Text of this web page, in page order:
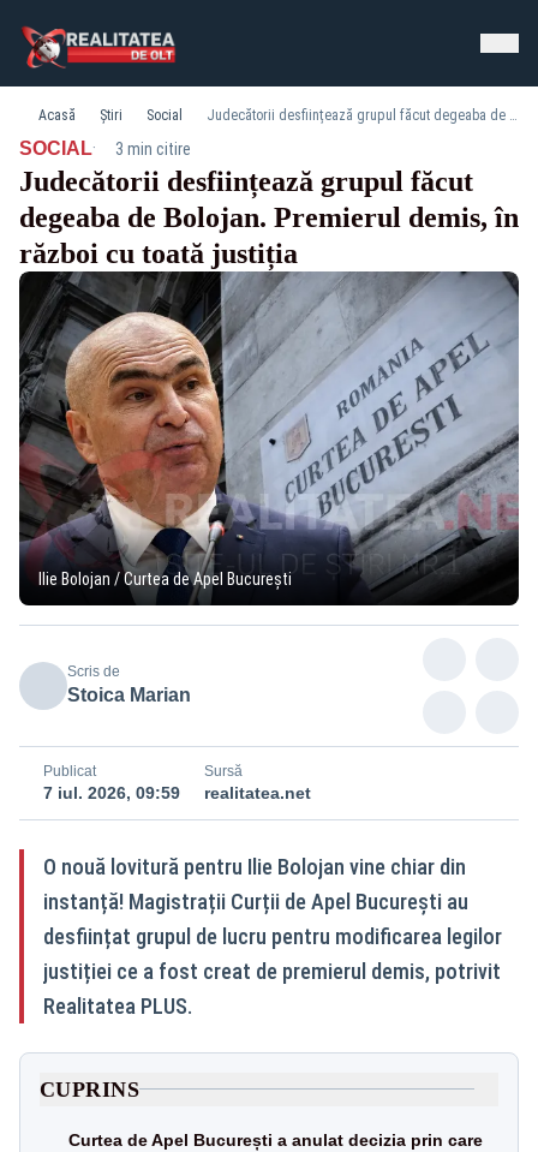
Acasă Știri Social Judecătorii desființează grupul făcut degeaba de Bolojan. Premierul demis, în război cu toată justiția
SOCIAL· 3 min citire
Judecătorii desființează grupul făcut
degeaba de Bolojan. Premierul demis, în
război cu toată justiția
Ilie Bolojan / Curtea de Apel București
Scris de
Stoica Marian
Publicat
7 iul. 2026, 09:59
Sursă
realitatea.net
O nouă lovitură pentru Ilie Bolojan vine chiar din
instanță! Magistrații Curții de Apel București au
desființat grupul de lucru pentru modificarea legilor
justiției ce a fost creat de premierul demis, potrivit
Realitatea PLUS.
CUPRINS
Curtea de Apel București a anulat decizia prin care